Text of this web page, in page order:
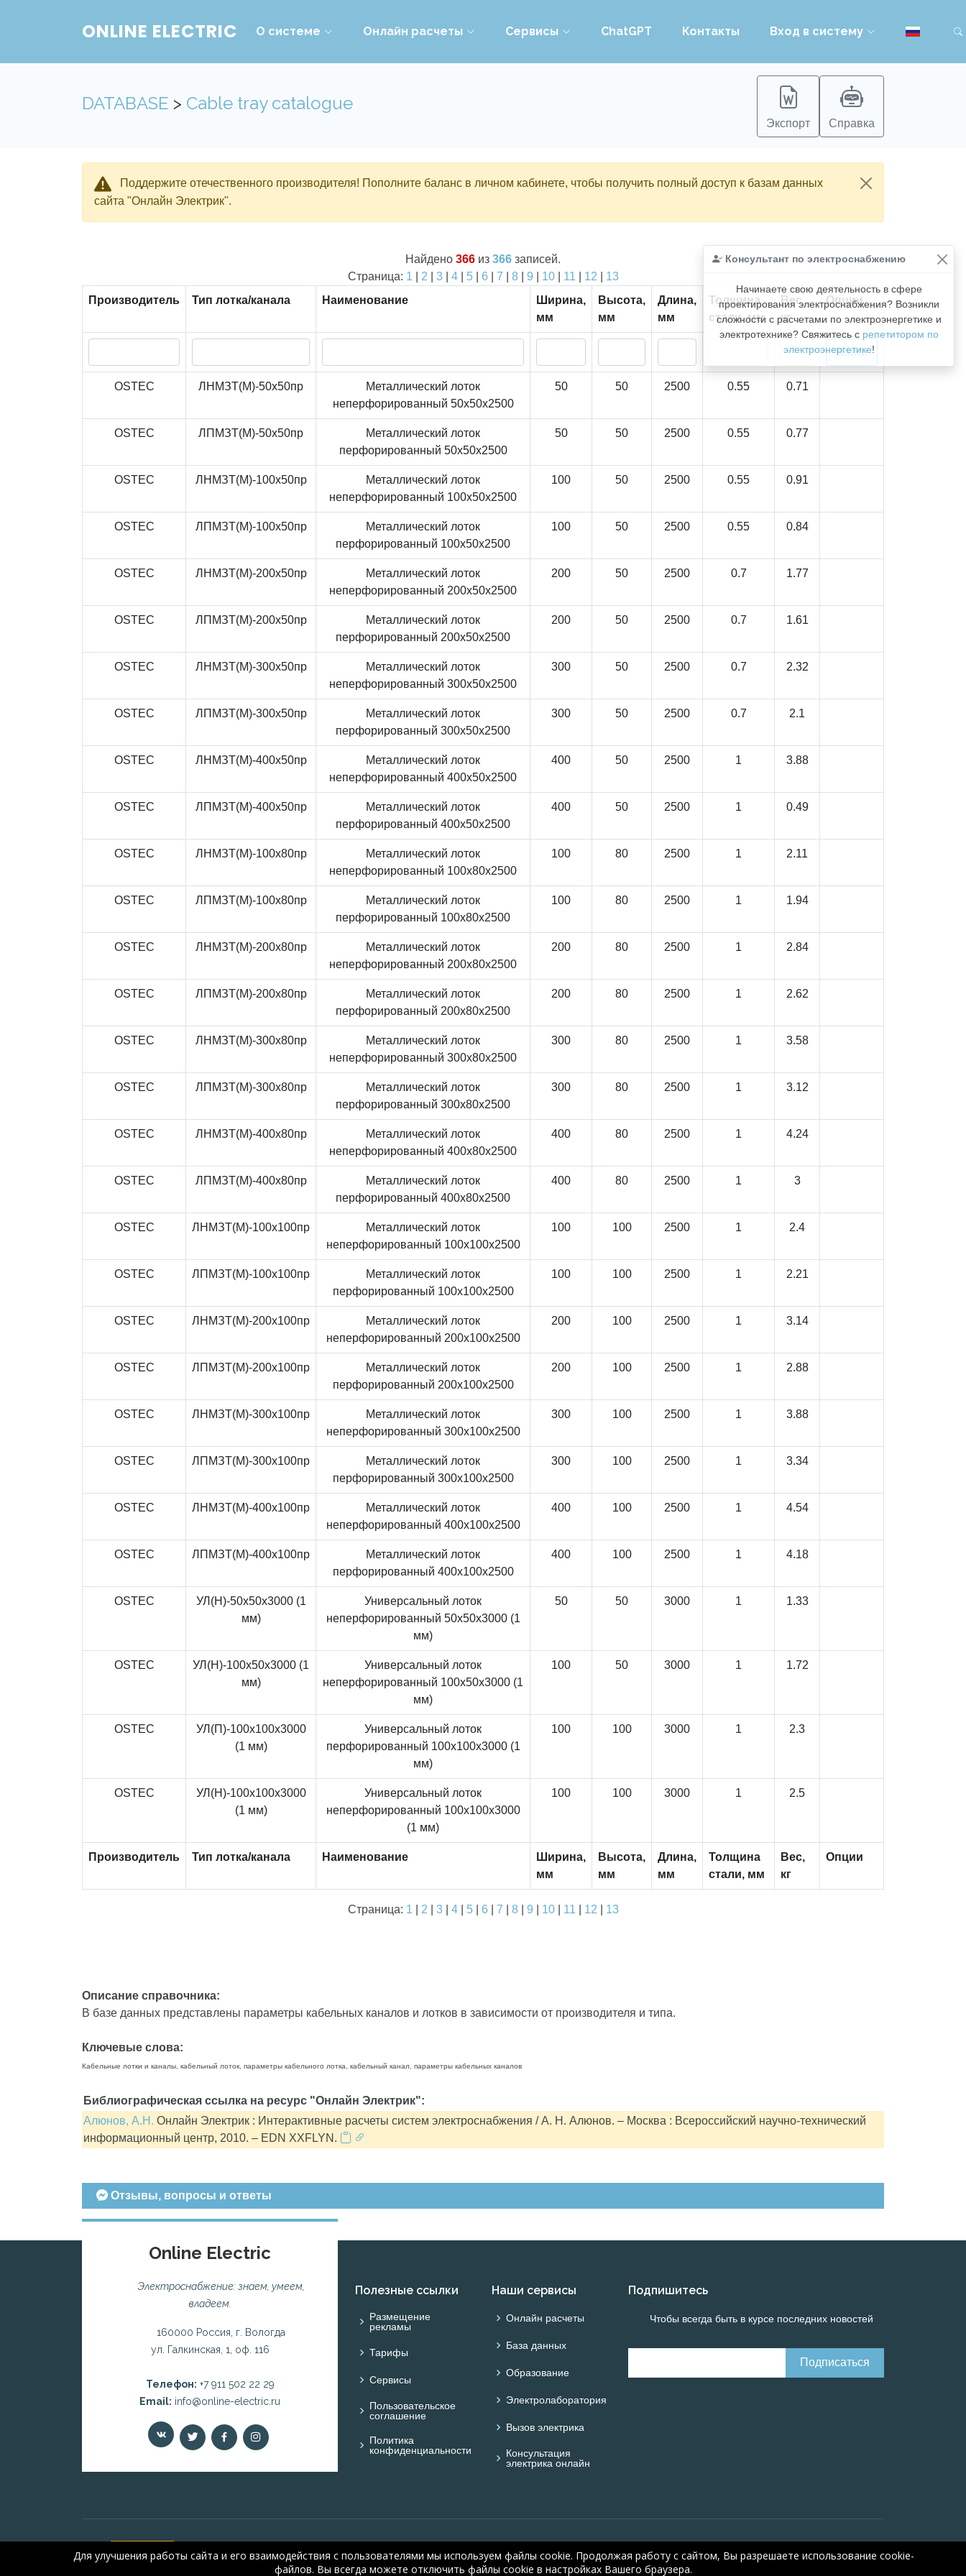
ONLINE ELECTRIC О системе Онлайн расчеты Сервисы ChatGPT Контакты Вход в систему
DATABASE > Cable tray catalogue
Экспорт Справка
Поддержите отечественного производителя! Пополните баланс в личном кабинете, чтобы получить полный доступ к базам данных
сайта "Онлайн Электрик".
Консультант по электроснабжению
Начинаете свою деятельность в сфере
проектирования электроснабжения? Возникли
сложности с расчетами по электроэнергетике и
электротехнике? Свяжитесь с репетитором по
электроэнергетике!
Найдено 366 из 366 записей.
Страница: 1 2 3| 4| 5| 6 7 8| 9 10| 11 12
13
Производитель
Тип лотка/канала Наименование
Ширина,
мм
Высота,
мм
Длина,
мм
Толщина
стали, мм
Вес,
кг
Опции
OSTEC ЛНМЗТ(М)-50x50пр
Металлический лоток
неперфорированный 50x50x2500
50 50 2500 0.55 0.71
OSTEC ЛПМЗТ(М)-50x50пр
Металлический лоток
перфорированный 50x50x2500
50 50 2500 0.55 0.77
OSTEC ЛНМЗТ(М)-100x50пр
Металлический лоток
неперфорированный 100x50x2500
100 50 2500 0.55 0.91
OSTEC ЛПМЗТ(М)-100x50пр
Металлический лоток
перфорированный 100x50x2500
100 50 2500 0.55 0.84
OSTEC ЛНМЗТ(М)-200x50пр
Металлический лоток
неперфорированный 200x50x2500
200 50 2500 0.7 1.77
OSTEC ЛПМЗТ(М)-200x50пр
Металлический лоток
перфорированный 200x50x2500
200 50 2500 0.7 1.61
OSTEC ЛНМЗТ(М)-300x50пр
Металлический лоток
неперфорированный 300x50x2500
300 50 2500 0.7 2.32
OSTEC ЛПМЗТ(М)-300x50пр
Металлический лоток
перфорированный 300x50x2500
300 50 2500 0.7 2.1
OSTEC ЛНМЗТ(М)-400x50пр
Металлический лоток
неперфорированный 400x50x2500
400 50 2500 1 3.88
OSTEC ЛПМЗТ(М)-400x50пр
Металлический лоток
перфорированный 400x50x2500
400 50 2500 1 0.49
OSTEC ЛНМЗТ(М)-100x80пр
Металлический лоток
неперфорированный 100x80x2500
100 80 2500 1 2.11
OSTEC ЛПМЗТ(М)-100x80пр
Металлический лоток
перфорированный 100x80x2500
100 80 2500 1 1.94
OSTEC ЛНМЗТ(М)-200x80пр
Металлический лоток
неперфорированный 200x80x2500
200 80 2500 1 2.84
OSTEC ЛПМЗТ(М)-200x80пр
Металлический лоток
перфорированный 200x80x2500
200 80 2500 1 2.62
OSTEC ЛНМЗТ(М)-300x80пр
Металлический лоток
неперфорированный 300x80x2500
300 80 2500 1 3.58
OSTEC ЛПМЗТ(М)-300x80пр
Металлический лоток
перфорированный 300x80x2500
300 80 2500 1 3.12
OSTEC ЛНМЗТ(М)-400x80пр
Металлический лоток
неперфорированный 400x80x2500
400 80 2500 1 4.24
OSTEC ЛПМЗТ(М)-400x80пр
Металлический лоток
перфорированный 400x80x2500
400 80 2500 1 3
OSTEC ЛНМЗТ(М)-100x100пр
Металлический лоток
неперфорированный 100x100x2500
100 100 2500 1 2.4
OSTEC ЛПМЗТ(М)-100x100пр
Металлический лоток
перфорированный 100x100x2500
100 100 2500 1 2.21
OSTEC ЛНМЗТ(М)-200x100пр
Металлический лоток
неперфорированный 200x100x2500
200 100 2500 1 3.14
OSTEC ЛПМЗТ(М)-200x100пр
Металлический лоток
перфорированный 200x100x2500
200 100 2500 1 2.88
OSTEC ЛНМЗТ(М)-300x100пр
Металлический лоток
неперфорированный 300x100x2500
300 100 2500 1 3.88
OSTEC ЛПМЗТ(М)-300x100пр
Металлический лоток
перфорированный 300x100x2500
300 100 2500 1 3.34
OSTEC ЛНМЗТ(М)-400x100пр
Металлический лоток
неперфорированный 400x100x2500
400 100 2500 1 4.54
OSTEC ЛПМЗТ(М)-400x100пр
Металлический лоток
перфорированный 400x100x2500
400 100 2500 1 4.18
OSTEC
УЛ(Н)-50x50x3000 (1
мм)
Универсальный лоток
неперфорированный 50x50x3000 (1
мм)
50 50 3000 1 1.33
OSTEC
УЛ(Н)-100x50x3000 (1
мм)
Универсальный лоток
неперфорированный 100x50x3000 (1
мм)
100 50 3000 1 1.72
OSTEC
УЛ(П)-100x100x3000
(1 мм)
Универсальный лоток
перфорированный 100x100x3000 (1
мм)
100 100 3000 1 2.3
OSTEC
УЛ(Н)-100x100x3000
(1 мм)
Универсальный лоток
неперфорированный 100x100x3000
(1 мм)
100 100 3000 1 2.5
Производитель Тип лотка/канала Наименование
Ширина,
мм
Высота,
мм
Длина,
мм
Толщина
стали, мм
Вес,
кг
Опции
Страница: 1 2 3| 4| 5| 6 7 8| 9 10| 11 12 13
Описание справочника:
В базе данных представлены параметры кабельных каналов и лотков в зависимости от производителя и типа.
Ключевые слова:
Кабельные лотки и каналы, кабельный лоток, параметры кабельного лотка, кабельный канал, параметры кабельных каналов
Библиографическая ссылка на ресурс "Онлайн Электрик":
Алюнов, А.Н. Онлайн Электрик : Интерактивные расчеты систем электроснабжения / А. Н. Алюнов. – Москва : Всероссийский научно-технический
информационный центр, 2010. – EDN XXFLYN.
Отзывы, вопросы и ответы
Online Electric
Электроснабжение: знаем, умеем,
владеем.
160000 Россия, г. Вологда
ул. Галкинская, 1, оф. 116
Телефон: +7 911 502 22 29
Email: info@online-electric.ru
Полезные ссылки
Размещение
рекламы
Тарифы
Сервисы
Пользовательское
соглашение
Политика
конфиденциальности
Наши сервисы
Онлайн расчеты
База данных
Образование
Электролаборатория
Вызов электрика
Консультация
электрика онлайн
Подпишитесь
Чтобы всегда быть в курсе последних новостей
electric.ru, 2008-2026
Для улучшения работы сайта и его взаимодействия с пользователями мы используем файлы cookie. Продолжая работу с сайтом, Вы разрешаете использование cookie-
файлов. Вы всегда можете отключить файлы cookie в настройках Вашего браузера.